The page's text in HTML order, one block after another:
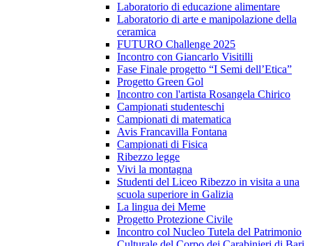
Laboratorio di educazione alimentare
Laboratorio di arte e manipolazione della
ceramica
FUTURO Challenge 2025
Incontro con Giancarlo Visitilli
Fase Finale progetto “I Semi dell’Etica”
Progetto Green Gol
Incontro con l'artista Rosangela Chirico
Campionati studenteschi
Campionati di matematica
Avis Francavilla Fontana
Campionati di Fisica
Ribezzo legge
Vivi la montagna
Studenti del Liceo Ribezzo in visita a una
scuola superiore in Galizia
La lingua dei Meme
Progetto Protezione Civile
Incontro col Nucleo Tutela del Patrimonio